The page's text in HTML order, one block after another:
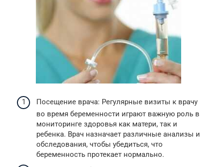
Посещение врача: Регулярные визиты к врачу
во время беременности играют важную роль в
мониторинге здоровья как матери, так и
ребенка. Врач назначает различные анализы и
обследования, чтобы убедиться, что
беременность протекает нормально.